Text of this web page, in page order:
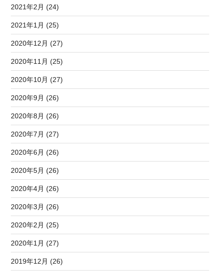
2021年2月 (24)
2021年1月 (25)
2020年12月 (27)
2020年11月 (25)
2020年10月 (27)
2020年9月 (26)
2020年8月 (26)
2020年7月 (27)
2020年6月 (26)
2020年5月 (26)
2020年4月 (26)
2020年3月 (26)
2020年2月 (25)
2020年1月 (27)
2019年12月 (26)